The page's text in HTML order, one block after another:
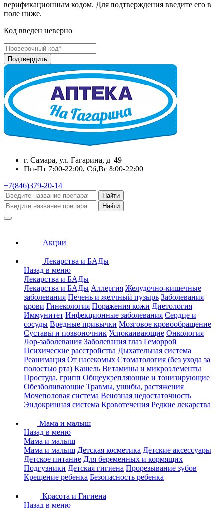
верификационным кодом. Для подтверждения введите его в
поле ниже.
Код введен неверно
г. Самара, ул. Гагарина, д. 49
Пн-Пт 7:00-22:00, Сб,Вс 8:00-22:00
+7(846)379-20-14
Найти
Найти
Акции
Лекарства и БАДы
Назад в меню
Лекарства и БАДы
Лекарства и БАДы Аллергия Желудочно-кишечные
заболевания Печень и желчный пузырь Заболевания
крови Гинекология Поражения кожи Диетология
Иммунитет Инфекционные заболевания Сердце и
сосуды Вредные привычки Мозговое кровообращение
Суставы и позвоночник Успокаивающие Онкология
Лор-заболевания Заболевания глаз Геморрой
Психические расстройства Дыхательная система
Реанимация От насекомых Стоматология (без ухода за
полостью рта) Кашель Витамины и микроэлементы
Простуда, грипп Общеукрепляющие и тонизирующие
Обезболивающие Травмы, ушибы, растяжения
Мочеполовая система Венозная недостаточность
Эндокринная система Кровотечения Редкие лекарства
Мама и малыш
Назад в меню
Мама и малыш
Мама и малыш Детская косметика Детские аксессуары
Детское питание Для беременных и кормящих
Подгузники Детская гигиена Прорезывание зубов
Крещение ребенка Безопасность ребенка
Красота и Гигиена
Назад в меню